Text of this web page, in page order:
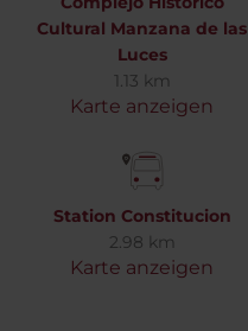
Cultural Manzana de las
Luces
1.13 km
Karte anzeigen
Station Constitucion
2.98 km
Karte anzeigen